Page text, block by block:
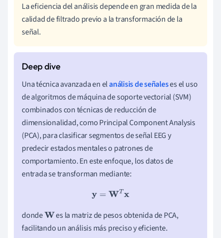
La eficiencia del análisis depende en gran medida de la
calidad de filtrado previo a la transformación de la
señal.
Una técnica avanzada en elanálisis de señaleses el uso
de algoritmos de máquina de soporte vectorial (SVM)
combinados con técnicas de reducción de
dimensionalidad, como Principal Component Analysis
(PCA), para clasificar segmentos de señal EEG y
predecir estados mentales o patrones de
comportamiento. En este enfoque, los datos de
entrada se transforman mediante:
y= WTx
donde W es la matriz de pesos obtenida de PCA,
facilitando un análisis más preciso y eficiente.